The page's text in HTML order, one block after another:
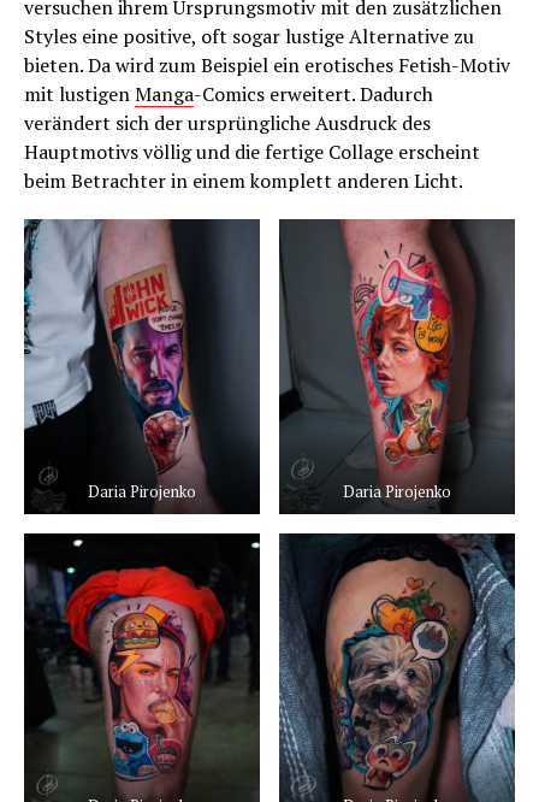
versuchen ihrem Ursprungsmotiv mit den zusätzlichen
Styles eine positive, oft sogar lustige Alternative zu
bieten. Da wird zum Beispiel ein erotisches Fetish-Motiv
mit lustigenManga-Comics erweitert. Dadurch
verändert sich der ursprüngliche Ausdruck des
Hauptmotivs völlig und die fertige Collage erscheint
beim Betrachter in einem komplett anderen Licht.
Daria Pirojenko Daria Pirojenko